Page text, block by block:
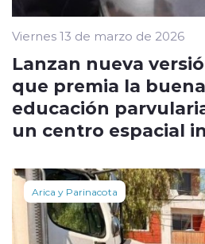
Viernes 13 de marzo de 2026
Lanzan nueva
que premia la
educación
un centro espacial
Arica y Parinacota